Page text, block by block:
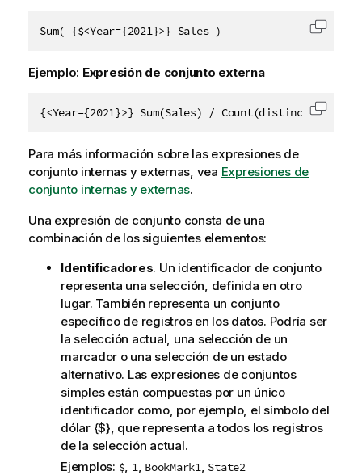
Sum( {$<Year={2021}>} Sales ) Copiar
Ejemplo: Expresión de conjunto externa
{<Year={2021}>} Sum(Sales) / Count(distinct Copiar
Para más información sobre las expresiones de
conjunto internas y externas, vea Expresiones de
conjunto internas y externas.
Una expresión de conjunto consta de una
combinación de los siguientes elementos:
Identificadores. Un identificador de conjunto
representa una selección, definida en otro
lugar. También representa un conjunto
específico de registros en los datos. Podría ser
la selección actual, una selección de un
marcador o una selección de un estado
alternativo. Las expresiones de conjuntos
simples están compuestas por un único
identificador como, por ejemplo, el símbolo del
dólar {$}, que representa a todos los registros
de la selección actual.
Ejemplos: $, 1 BookMark1 State2